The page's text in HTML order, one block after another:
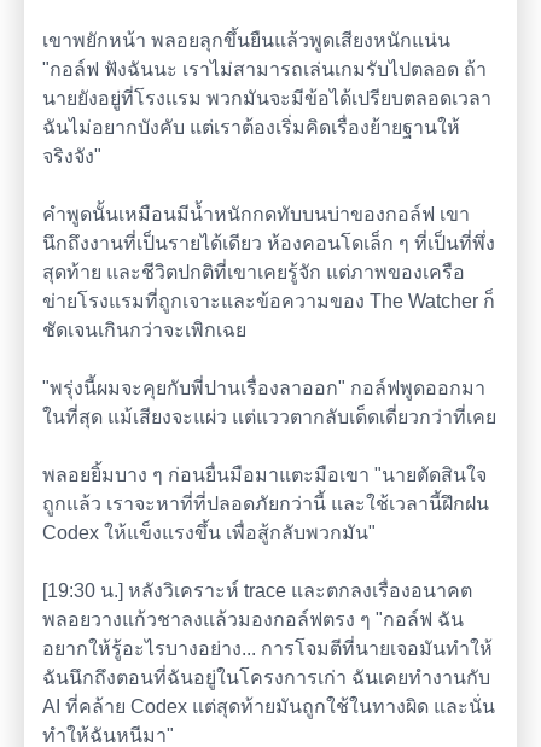
เขาพยักหน้า พลอยลุกขึ้นยืนแล้วพูดเสียงหนักแน่น
"กอล์ฟ ฟังฉันนะ เราไม่สามารถเล่นเกมรับไปตลอด ถ้า
นายยังอยู่ที่โรงแรม พวกมันจะมีข้อได้เปรียบตลอดเวลา
ฉันไม่อยากบังคับ แต่เราต้องเริ่มคิดเรื่องย้ายฐานให้
จริงจัง"
คำพูดนั้นเหมือนมีน้ำหนักกดทับบนบ่าของกอล์ฟ เขา
นึกถึงงานที่เป็นรายได้เดียว ห้องคอนโดเล็ก ๆ ที่เป็นที่พึ่ง
สุดท้าย และชีวิตปกติที่เขาเคยรู้จัก แต่ภาพของเครือ
ข่ายโรงแรมที่ถูกเจาะและข้อความของ The Watcher ก็
ชัดเจนเกินกว่าจะเพิกเฉย
"พรุ่งนี้ผมจะคุยกับพี่ปานเรื่องลาออก" กอล์ฟพูดออกมา
ในที่สุด แม้เสียงจะแผ่ว แต่แววตากลับเด็ดเดี่ยวกว่าที่เคย
พลอยยิ้มบาง ๆ ก่อนยื่นมือมาแตะมือเขา "นายตัดสินใจ
ถูกแล้ว เราจะหาที่ที่ปลอดภัยกว่านี้ และใช้เวลานี้ฝึกฝน
Codex ให้แข็งแรงขึ้น เพื่อสู้กลับพวกมัน"
[19:30 น.] หลังวิเคราะห์ trace และตกลงเรื่องอนาคต
พลอยวางแก้วชาลงแล้วมองกอล์ฟตรง ๆ "กอล์ฟ ฉัน
อยากให้รู้อะไรบางอย่าง... การโจมตีที่นายเจอมันทำให้
ฉันนึกถึงตอนที่ฉันอยู่ในโครงการเก่า ฉันเคยทำงานกับ
AI ที่คล้าย Codex แต่สุดท้ายมันถูกใช้ในทางผิด และนั่น
ทำให้ฉันหนีมา"